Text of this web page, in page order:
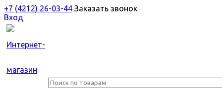
+7 (4212) 26-03-44 Заказать звонок
Вход